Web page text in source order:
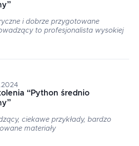
”
i dobrze przygotowane
to profesjonalista wysokiej
“Python średnio
”
ciekawe przykłady, bardzo
materiały